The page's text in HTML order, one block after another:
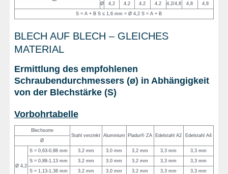
Ø
4,2 4,2 4,2 4,2 4,2/4,8 4,8
4,8
S = A + B S ≤ 1,6 mm = Ø 4,2 S = A + B
BLECH AUF BLECH – GLEICHES
MATERIAL
Ermittlung des empfohlenen
Schraubendurchmessers (ø) in Abhängigkeit
von der Blechstärke (S)
Vorbohrtabelle
Blechsorte
Stahl verzinkt Aluminium Pladur® ZA Edelstahl A2
Edelstahl A4
Ø
Ø 4,2
S = 0,63-0,88 mm 3,2 mm 3,0 mm 3,2 mm 3,3 mm
3,3 mm
S = 0,88-1,13 mm
3,2 mm 3,0 mm 3,2 mm 3,3 mm
3,3 mm
S = 1,13-1,38 mm
3,2 mm 3,0 mm 3,2 mm 3,3 mm
3,3 mm